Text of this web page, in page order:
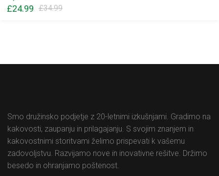
£34.99Izvirna
£34.99.
£24.99
Trenutna
Smo družinsko podjetje z 20-letnimi izkušnjami. Gradimo na
kakovosti, zaupanju in prilagajanju. S svojim znanjem in
kakovostnimi storitvami želimo prispevati k vašemu
zadovoljstvu. Razvijamo nove in inovativne rešitve. Držimo
besedo in ohranjamo poštenost.